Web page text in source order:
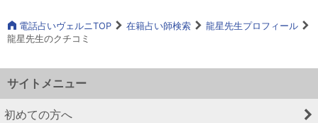
電話占いヴェルニTOP 在籍占い師検索
龍星先生プロフィール
龍星先生のクチコミ
サイトメニュー
初めての方へ